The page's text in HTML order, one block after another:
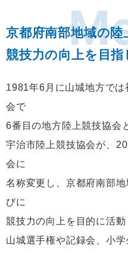
度は中学生男女の
す。申込締切は9月
一覧の高校一般男子
選で復興アスリート
記録された10秒59が
2026/6/4 5月30日
城地方陸上競技大会
ォームに掲載しまし
京都府南部地域の
競技力の向上を目指
1981年6月に山城地方で
会で
6番目の地方陸上競技協会
宇治市陸上競技協会が、
会に
名称変更し、京都府南部
びに
競技力の向上を目的に活動
山城選手権や記録会、小